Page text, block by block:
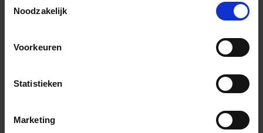
Noodzakelijk
Voorkeuren
Statistieken
Marketing
Algemene informatie